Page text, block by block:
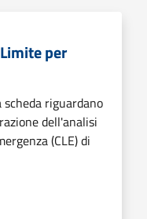
per
riguardano
dell'analisi
(CLE) di